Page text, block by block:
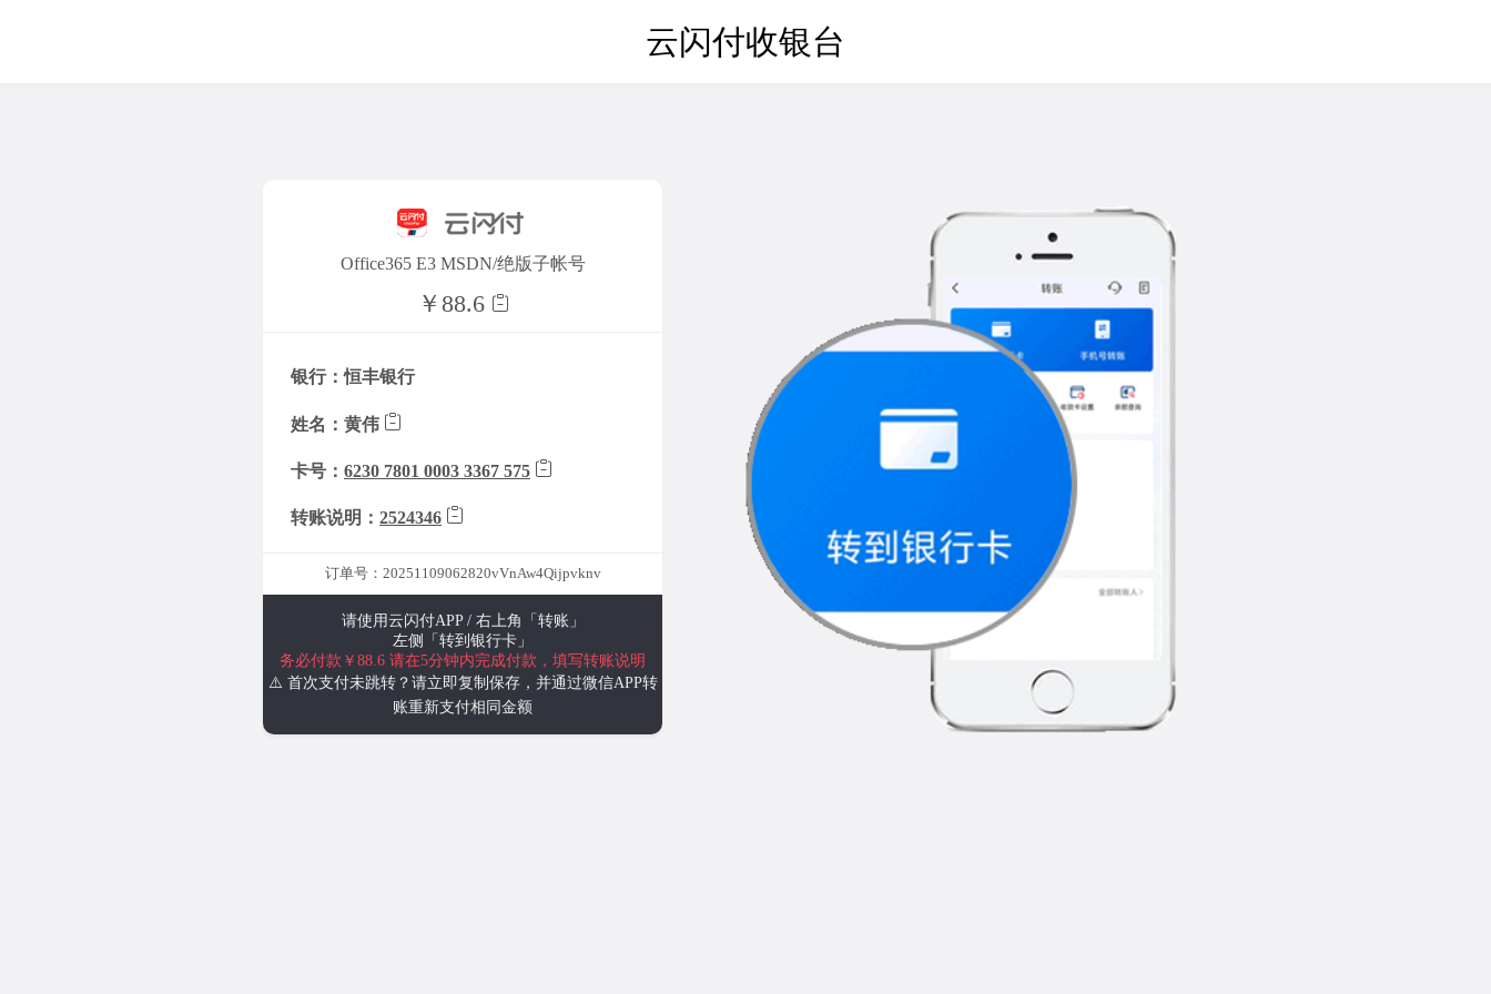
云闪付收银台
Office365 E3 MSDN/绝版子帐号
￥88.6
银行：恒丰银行
姓名：黄伟
卡号： 6230 7801 0003 3367 575
转账说明： 2524346
订单号：20251109062820vVnAw4Qijpvknv
请使用云闪付APP / 右上角「转账」
左侧「转到银行卡」
务必付款￥88.6 请在5分钟内完成付款，填写转账说明
⚠️ 首次支付未跳转？请立即复制保存，并通过微信APP转
账重新支付相同金额